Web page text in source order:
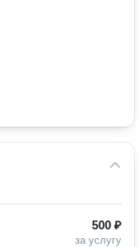
500 ₽
за услугу